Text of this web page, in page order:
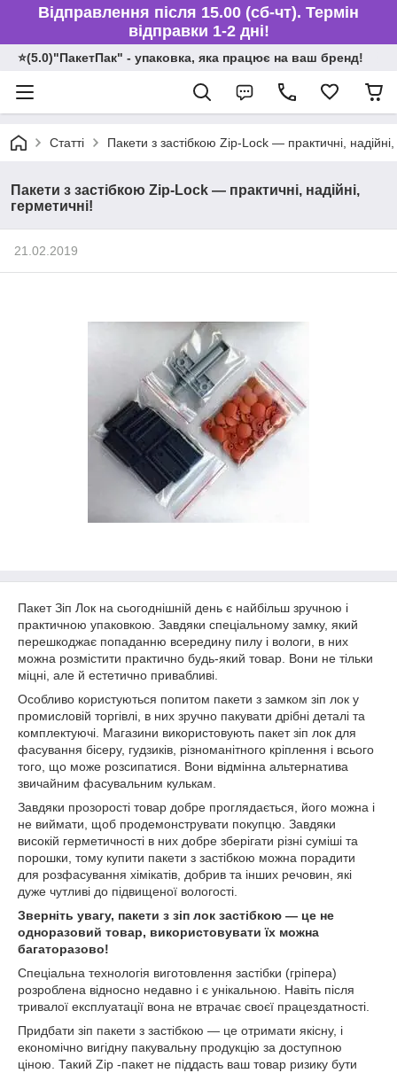
Відправлення після 15.00 (сб-чт). Термін
відправки 1-2 дні!
⭐️(5.0)"ПакетПак" - упаковка, яка працює на ваш бренд!
Статті Пакети з застібкою Zip-Lock — практичні, надійні,
Пакети з застібкою Zip-Lock — практичні, надійні,
герметичні!
21.02.2019
Пакет Зіп Лок на сьогоднішній день є найбільш зручною і
практичною упаковкою. Завдяки спеціальному замку, який
перешкоджає попаданню всередину пилу і вологи, в них
можна розмістити практично будь-який товар. Вони не тільки
міцні, але й естетично привабливі.
Особливо користуються попитом пакети з замком зіп лок у
промисловій торгівлі, в них зручно пакувати дрібні деталі та
комплектуючі. Магазини використовують пакет зіп лок для
фасування бісеру, гудзиків, різноманітного кріплення і всього
того, що може розсипатися. Вони відмінна альтернатива
звичайним фасувальним кулькам.
Завдяки прозорості товар добре проглядається, його можна і
не виймати, щоб продемонструвати покупцю. Завдяки
високій герметичності в них добре зберігати різні суміші та
порошки, тому купити пакети з застібкою можна порадити
для розфасування хімікатів, добрив та інших речовин, які
дуже чутливі до підвищеної вологості.
Зверніть увагу, пакети з зіп лок застібкою — це не
одноразовий товар, використовувати їх можна
багаторазово!
Спеціальна технологія виготовлення застібки (гріпера)
розроблена відносно недавно і є унікальною. Навіть після
тривалої експлуатації вона не втрачає своєї працездатності.
Придбати зіп пакети з застібкою — це отримати якісну, і
економічно вигідну пакувальну продукцію за доступною
ціною. Такий Zip -пакет не піддасть ваш товар ризику бути